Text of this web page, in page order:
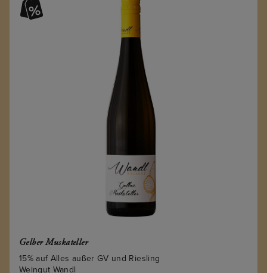
Gelber Muskateller
15% auf Alles außer GV und Riesling
Weingut Wandl